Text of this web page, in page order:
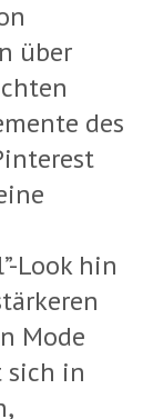
über
des
Look hin
Mode
sich in